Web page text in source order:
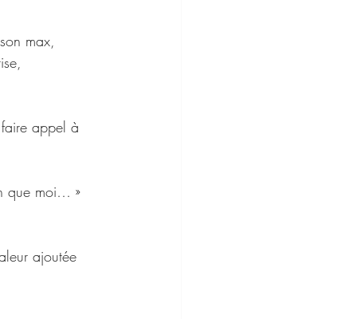
max,
appel à
que moi… »
ajoutée